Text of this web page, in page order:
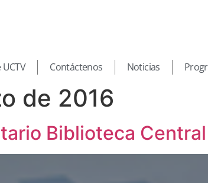
Contáctenos Noticias
de 2016
Biblioteca Central